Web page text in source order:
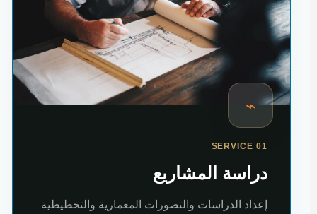
⌁
SERVICE 01
دراسة المشاريع
إعداد الدراسات والتصورات المعمارية والتخطيطية